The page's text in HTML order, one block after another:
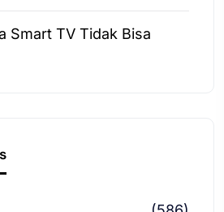
Smart TV Tidak Bisa